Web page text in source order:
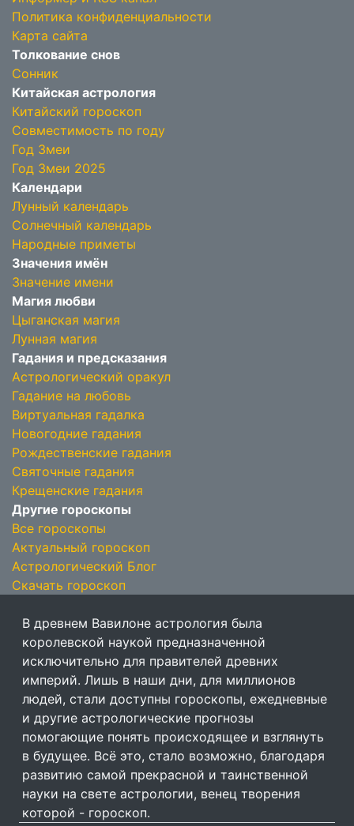
Политика конфиденциальности
Карта сайта
Толкование снов
Сонник
Китайская астрология
Китайский гороскоп
Совместимость по году
Год Змеи
Год Змеи 2025
Календари
Лунный календарь
Солнечный календарь
Народные приметы
Значения имён
Значение имени
Магия любви
Цыганская магия
Лунная магия
Гадания и предсказания
Астрологический оракул
Гадание на любовь
Виртуальная гадалка
Новогодние гадания
Рождественские гадания
Святочные гадания
Крещенские гадания
Другие гороскопы
Все гороскопы
Актуальный гороскоп
Астрологический Блог
Скачать гороскоп
В древнем Вавилоне астрология была
королевской наукой предназначенной
исключительно для правителей древних
империй. Лишь в наши дни, для миллионов
людей, стали доступны гороскопы, ежедневные
и другие астрологические прогнозы
помогающие понять происходящее и взглянуть
в будущее. Всё это, стало возможно, благодаря
развитию самой прекрасной и таинственной
науки на свете астрологии, венец творения
которой - гороскоп.